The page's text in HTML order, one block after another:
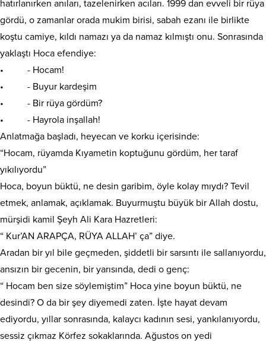
hatırlanırken anıları, tazelenirken acıları. 1999 dan evveli bir rüya
gördü, o zamanlar orada mukim birisi, sabah ezanı ile birlikte
koştu camiye, kıldı namazı ya da namaz kılmıştı onu. Sonrasında
yaklaştı Hoca efendiye:
• - Hocam!
• - Buyur kardeşim
• - Bir rüya gördüm?
• - Hayrola inşallah!
Anlatmağa başladı, heyecan ve korku içerisinde:
“Hocam, rüyamda Kıyametin koptuğunu gördüm, her taraf
yıkılıyordu”
Hoca, boyun büktü, ne desin garibim, öyle kolay mıydı? Tevil
etmek, anlamak, açıklamak. Buyurmuştu büyük bir Allah dostu,
mürşidi kamil Şeyh Ali Kara Hazretleri:
“ Kur’AN ARAPÇA, RÜYA ALLAH’ ça” diye.
Aradan bir yıl bile geçmeden, şiddetli bir sarsıntı ile sallanıyordu,
ansızın bir gecenin, bir yarısında, dedi o genç:
“ Hocam ben size söylemiştim” Hoca yine boyun büktü, ne
desindi? O da bir şey diyemedi zaten. İşte hayat devam
ediyordu, yıllar sonrasında, kalaycı kadının sesi, yankılanıyordu,
sessiz çıkmaz Körfez sokaklarında. Ağustos on yedi